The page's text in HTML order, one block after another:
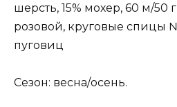
шерсть, 15% мохер, 60 м/50
розовой, круговые спицы
пуговиц
Сезон: весна/осень.